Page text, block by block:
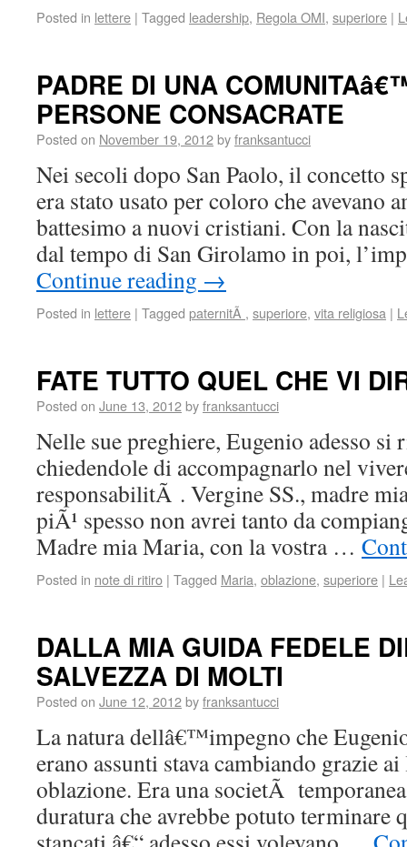
Posted in lettere | Tagged leadership, Regola OMI, superiore |
PADRE DI UNA
PERSONE CONSACRATE
Posted on November 19, 2012byfranksantucci
Nei secoli dopo San Paolo, il concetto
era stato usato per coloro che avevano
battesimo a nuovi cristiani. Con la
dal tempo di San Girolamo in poi,
Continue reading →
Posted in lettere | Tagged paternitÃ , superiore, vita religiosa |
FATE TUTTO QUEL CHE VI
Posted on June 13, 2012byfranksantucci
Nelle sue preghiere, Eugenio adesso si
chiedendole di accompagnarlo nel
responsabilitÃ . Vergine SS., madre
piÃ¹ spesso non avrei tanto da
Madre mia Maria, con la vostra …
Posted in note di ritiro | Tagged Maria, oblazione, superiore |
DALLA MIA GUIDA FEDELE
SALVEZZA DI MOLTI
Posted on June 12, 2012byfranksantucci
La natura dellâ€™impegno che
erano assunti stava cambiando grazie
oblazione. Era una societÃ
duratura che avrebbe potuto terminare